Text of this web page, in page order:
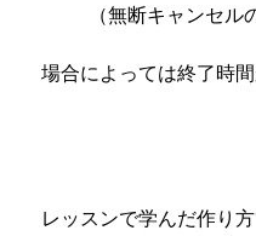
（無断キャンセ
場合によっては終了時
レッスンで学んだ作り